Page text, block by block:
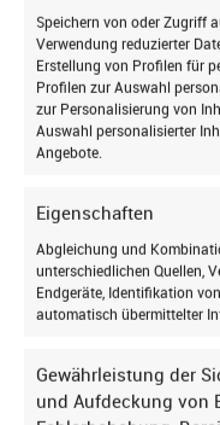
Speichern von oder Zugriff
Verwendung reduzierter
Erstellung von Profilen für
Profilen zur Auswahl
zur Personalisierung von
Auswahl personalisierter
Angebote.
Eigenschaften
Abgleichung und
unterschiedlichen Quellen,
Endgeräte, Identifikation
automatisch übermittelter
Gewährleistung der
und Aufdeckung von
Egal, ob
Wenn Sie beim
Qualität und
bieten Ihnen nicht
fachgerechten
und regelmäßig
das ohne lange
der Hersteller die
hat, binnen zehn
Ich stimme zu, dass
genutzt werden, um